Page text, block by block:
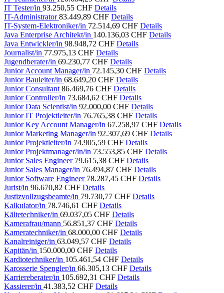
IT Tester/in 93.250,55 CHF Details
IT-Administrator83.449,89 CHF Details
IT-System-Elektroniker/in 72.514,69 CHF Details
Java Enterprise Architekt/in 140.136,03 CHF Details
Java Entwickler/in 98.948,72 CHF Details
Journalist/in 77.975,13 CHF Details
Jugendberater/in 69.230,77 CHF Details
Junior Account Manager/in 72.145,30 CHF Details
Junior Bauleiter/in 68.649,20 CHF Details
Junior Consultant 86.469,76 CHF Details
Junior Controller/in 73.684,62 CHF Details
Junior Data Scientist/in 92.000,00 CHF Details
Junior IT Projektleiter/in 76.765,38 CHF Details
Junior Key Account Manager/in 67.258,97 CHF Details
Junior Marketing Manager/in 92.307,69 CHF Details
Junior Projektleiter/in 74.905,59 CHF Details
Junior Projektmanager/in/in 73.553,85 CHF Details
Junior Sales Engineer 79.615,38 CHF Details
Junior Sales Manager/in 76.494,87 CHF Details
Junior Software Engineer 78.287,45 CHF Details
Jurist/in 96.670,82 CHF Details
Justizvollzugsbeamte/in 79.730,77 CHF Details
Kalkulator/in 78.746,61 CHF Details
Kältetechniker/in 69.037,05 CHF Details
Kamerafrau/mann 56.851,37 CHF Details
Kameratechniker/in 68.000,00 CHF Details
Kanalreiniger/in 63.049,57 CHF Details
Kapitän/in 150.000,00 CHF Details
Kardiotechniker/in 105.461,54 CHF Details
Karosserie Spengler/in 66.305,13 CHF Details
Karriereberater/in 105.692,31 CHF Details
Kassierer/in 41.383,52 CHF Details